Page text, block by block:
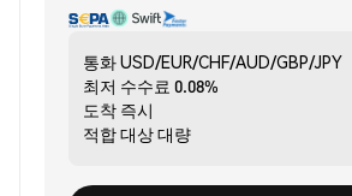
통화USD/EUR/CHF/AUD/GBP/JPY
최저 수수료 0.08%
도착 즉시
적합 대상대량